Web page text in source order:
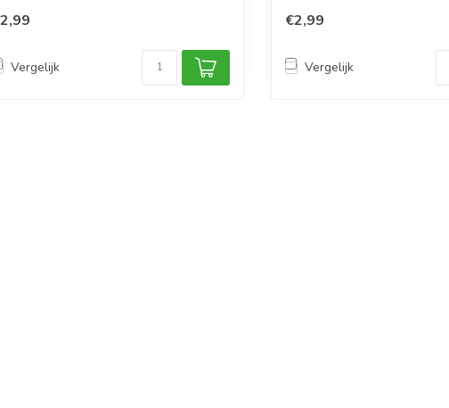
Vergelijk
€2,99
Vergelijk